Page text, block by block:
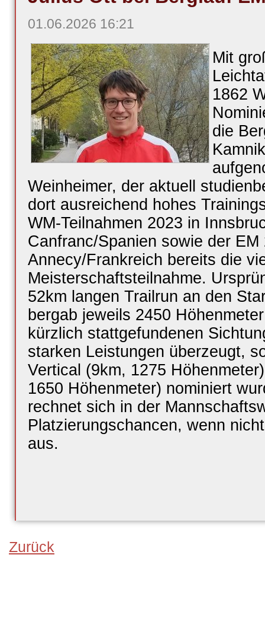
01.06.2026 16:21
Mit
1862
die
Weinheimer, der aktuell
dort ausreichend hohes
WM-Teilnahmen 2023 in
Canfranc/Spanien sowie der EM
Annecy/Frankreich bereits die
Meisterschaftsteilnahme.
52km langen Trailrun an den
bergab jeweils 2450
kürzlich stattgefundenen
starken Leistungen überzeugt,
Vertical (9km, 1275
1650 Höhenmeter) nominiert
rechnet sich in der
Platzierungschancen, wenn
aus.
Zurück